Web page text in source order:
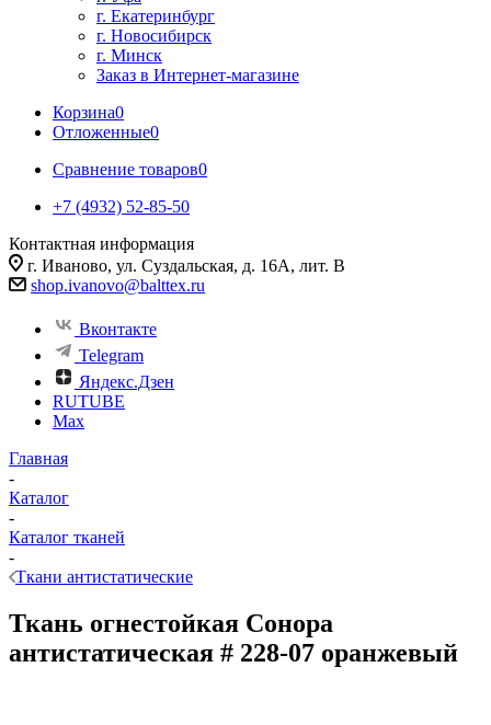
г. Екатеринбург
г. Новосибирск
г. Минск
Заказ в Интернет-магазине
Корзина0
Отложенные0
Сравнение товаров0
+7 (4932) 52-85-50
Контактная информация
г. Иваново, ул. Суздальская, д. 16А, лит. В
shop.ivanovo@balttex.ru
Вконтакте
Telegram
Яндекс.Дзен
RUTUBE
Max
Главная
-
Каталог
-
Каталог тканей
-
Ткани антистатические
Ткань огнестойкая Сонора
антистатическая # 228-07 оранжевый